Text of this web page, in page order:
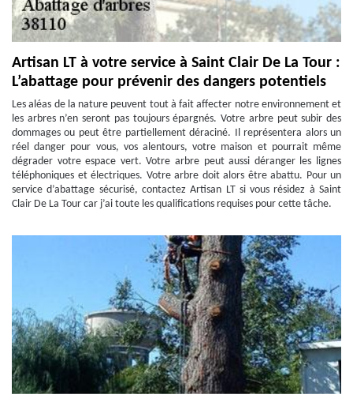
Artisan LT à votre service à Saint Clair De La Tour :
L’abattage pour prévenir des dangers potentiels
Les aléas de la nature peuvent tout à fait affecter notre environnement et
les arbres n’en seront pas toujours épargnés. Votre arbre peut subir des
dommages ou peut être partiellement déraciné. Il représentera alors un
réel danger pour vous, vos alentours, votre maison et pourrait même
dégrader votre espace vert. Votre arbre peut aussi déranger les lignes
téléphoniques et électriques. Votre arbre doit alors être abattu. Pour un
service d’abattage sécurisé, contactez Artisan LT si vous résidez à Saint
Clair De La Tour car j’ai toute les qualifications requises pour cette tâche.